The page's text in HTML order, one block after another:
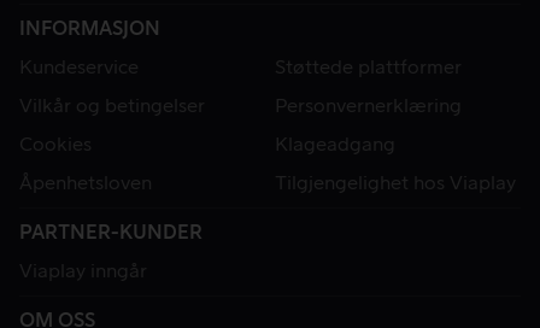
INFORMASJON
Kundeservice
Støttede plattformer
Vilkår og betingelser
Personvernerklæring
Cookies
Klageadgang
Åpenhetsloven
Tilgjengelighet hos Viaplay
PARTNER-KUNDER
Viaplay inngår
OM OSS